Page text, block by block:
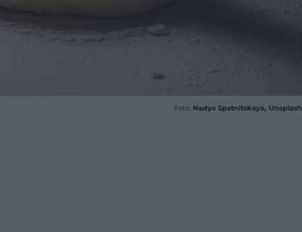
Fotó: Nadya Spetnitskaya, Unsplash